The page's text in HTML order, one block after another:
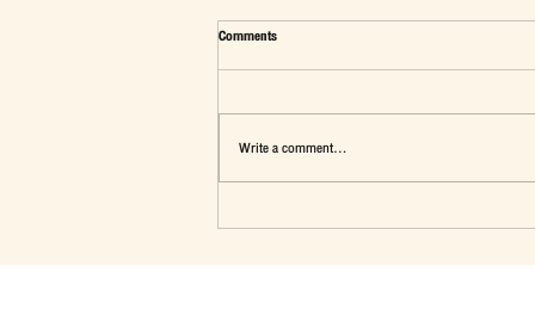
มุมมองต่อประเด็น"นักเรียนทุนรัฐบาลไทย"
Comments
Write a comment...